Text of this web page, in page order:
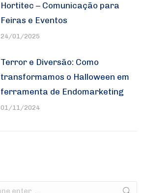
Hortitec – Comunicação para
Feiras e Eventos
24/01/2025
Terror e Diversão: Como
transformamos o Halloween em
ferramenta de Endomarketing
01/11/2024